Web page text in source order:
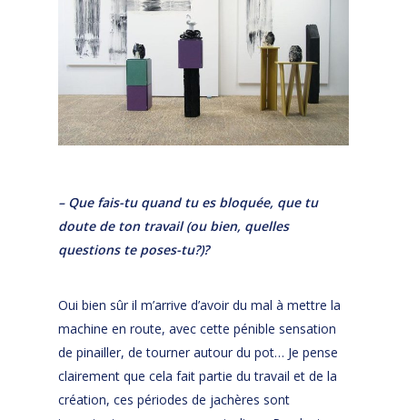
– Que fais-tu quand tu es bloquée, que tu
doute de ton travail (ou bien, quelles
questions te poses-tu?)?
Oui bien sûr il m’arrive d’avoir du mal à mettre la
machine en route, avec cette pénible sensation
de pinailler, de tourner autour du pot… Je pense
clairement que cela fait partie du travail et de la
création, ces périodes de jachères sont